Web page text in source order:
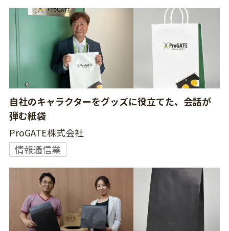
自社のキャラクターをグッズに役立てた、会話が
弾む紙袋
ProGATE株式会社
情報通信業